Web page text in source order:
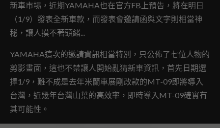
新車市場，近期YAMAHA也在官方FB上預告，將在明日
（1/9）發表全新車款，而發表會邀請函與文字則相當神
秘，讓人摸不著頭緒...
YAMAHA這次的邀請資訊相當特別，只公佈了七位人物的
剪影畫面，這也不禁讓人開始亂猜新車資訊，首先日期選
擇1/9，難不成是去年米蘭車展剛改款的MT-09即將導入
台灣，近幾年台灣山葉的高效率，即時導入MT-09確實有
其可能性。